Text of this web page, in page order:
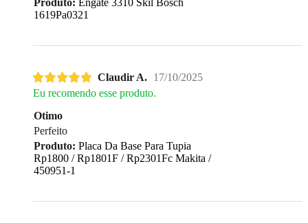
Produto: Engate 3310 Skil Bosch
1619Pa0321
Claudir A. 17/10/2025
Eu recomendo esse produto.
Otimo
Perfeito
Produto: Placa Da Base Para Tupia
Rp1800 / Rp1801F / Rp2301Fc Makita /
450951-1